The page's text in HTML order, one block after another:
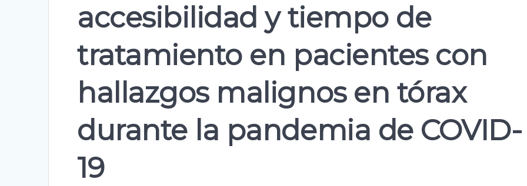
accesibilidad y tiempo de
tratamiento en pacientes con
hallazgos malignos en tórax
durante la pandemia de COVID-
19